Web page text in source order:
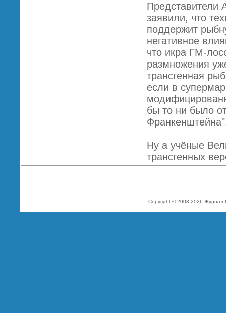
Представители
заявили, что
поддержит
негативное
что икра ГМ-
размножения
трансгенная
если в
бы то ни было
Ну а учёные
трансгенных
Copyright © 2003-2026 Журнал